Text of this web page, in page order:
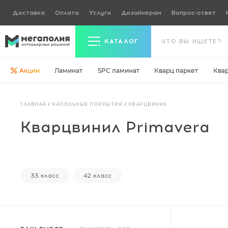
Доставка Оплата Услуги Дизайнерам Вопрос-ответ
КАТАЛОГ
Кварц паркет
Ковровая плитка
Акции Ламинат SPC ламинат Кварц паркет
ГЛАВНАЯ / НАПОЛЬНЫЕ ПОКРЫТИЯ / КВАРЦВИНИЛ
Кварцвинил Primavera
33 класс 42 класс